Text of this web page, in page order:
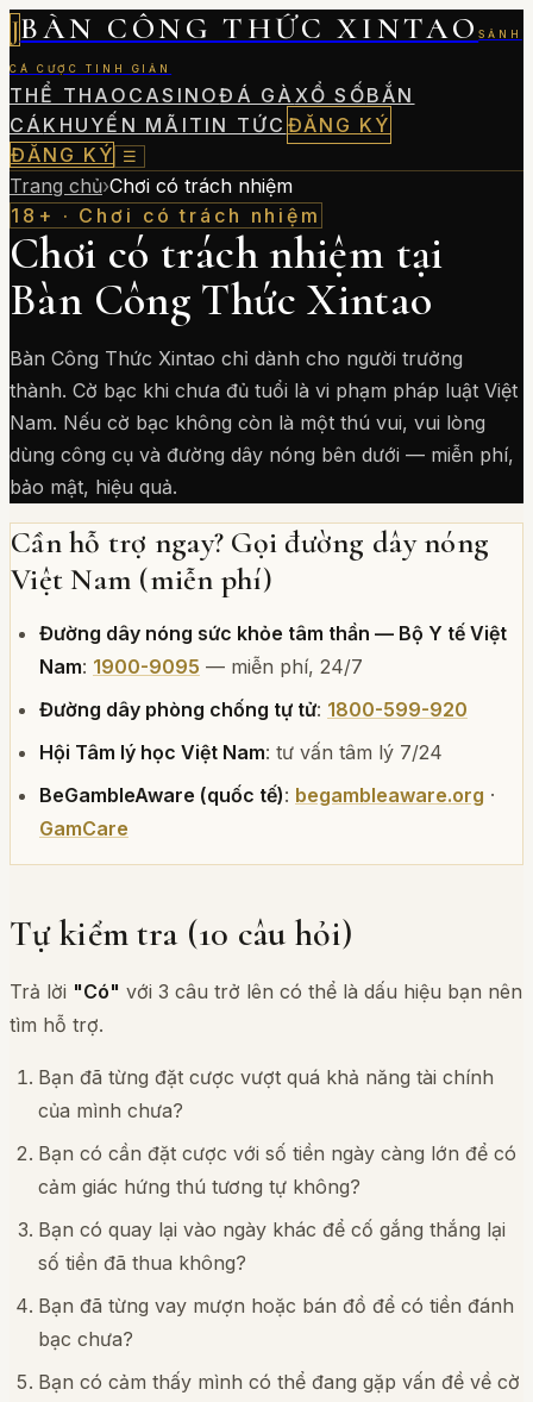
JBÀN CÔNG THỨC XINTAOSẢNH
CÁ CƯỢC TINH GIẢN
THỂ THAO CASINOĐÁ GÀ XỔ SỐBẮN
CÁ KHUYẾN MÃI TIN TỨC ĐĂNG KÝ
ĐĂNG KÝ
☰
Trang chủ›Chơi có trách nhiệm
18+ · Chơi có trách nhiệm
Chơi có trách nhiệm tại
Bàn Công Thức Xintao
Bàn Công Thức Xintao chỉ dành cho người trưởng
thành. Cờ bạc khi chưa đủ tuổi là vi phạm pháp luật Việt
Nam. Nếu cờ bạc không còn là một thú vui, vui lòng
dùng công cụ và đường dây nóng bên dưới — miễn phí,
bảo mật, hiệu quả.
Cần hỗ trợ ngay? Gọi đường dây nóng
Việt Nam (miễn phí)
Đường dây nóng sức khỏe tâm thần — Bộ Y tế Việt
Nam: 1900-9095 — miễn phí, 24/7
Đường dây phòng chống tự tử: 1800-599-920
Hội Tâm lý học Việt Nam: tư vấn tâm lý 7/24
BeGambleAware (quốc tế): begambleaware.org ·
GamCare
Tự kiểm tra (10 câu hỏi)
Trả lời "Có" với 3 câu trở lên có thể là dấu hiệu bạn nên
tìm hỗ trợ.
Bạn đã từng đặt cược vượt quá khả năng tài chính
của mình chưa?
Bạn có cần đặt cược với số tiền ngày càng lớn để có
cảm giác hứng thú tương tự không?
Bạn có quay lại vào ngày khác để cố gắng thắng lại
số tiền đã thua không?
Bạn đã từng vay mượn hoặc bán đồ để có tiền đánh
bạc chưa?
Bạn có cảm thấy mình có thể đang gặp vấn đề về cờ